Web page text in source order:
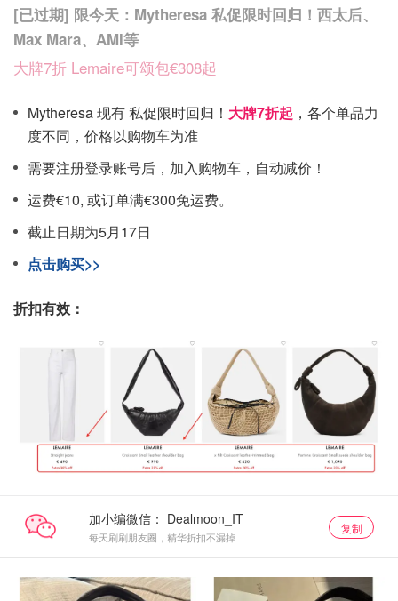
[已过期] 限今天：Mytheresa 私促限时回归！西太后、
Max Mara、AMI等
大牌7折 Lemaire可颂包€308起
Mytheresa 现有 私促限时回归！ 大牌7折起 ，各个单品力
度不同，价格以购物车为准
需要注册登录账号后，加入购物车，自动减价！
运费€10, 或订单满€300免运费。
截止日期为5月17日
点击购买>>
折扣有效：
加小编微信：
每天刷刷朋友圈，精华折扣不漏掉
复制